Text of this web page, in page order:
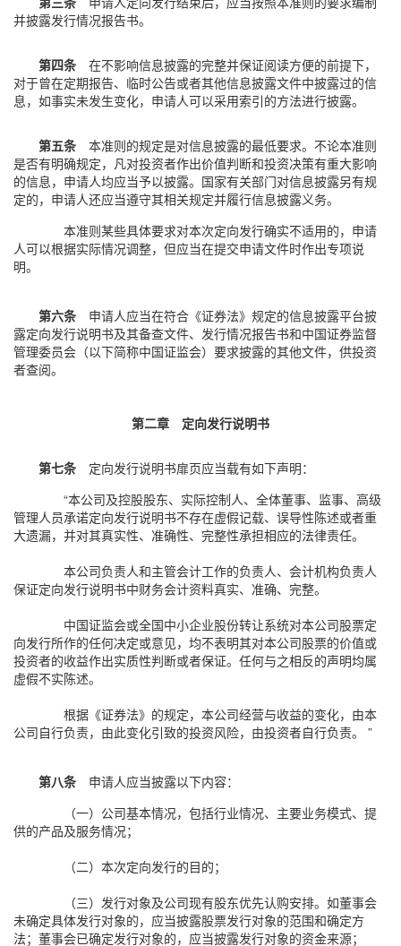
并披露发行情况报告书。
第四条 在不影响信息披露的完整并保证阅读方便的前提下，
对于曾在定期报告、临时公告或者其他信息披露文件中披露过的信
息，如事实未发生变化，申请人可以采用索引的方法进行披露。
第五条 本准则的规定是对信息披露的最低要求。不论本准则
是否有明确规定，凡对投资者作出价值判断和投资决策有重大影响
的信息，申请人均应当予以披露。国家有关部门对信息披露另有规
定的，申请人还应当遵守其相关规定并履行信息披露义务。
本准则某些具体要求对本次定向发行确实不适用的，申请
人可以根据实际情况调整，但应当在提交申请文件时作出专项说
明。
第六条 申请人应当在符合《证券法》规定的信息披露平台披
露定向发行说明书及其备查文件、发行情况报告书和中国证券监督
管理委员会（以下简称中国证监会）要求披露的其他文件，供投资
者查阅。
第二章 定向发行说明书
第七条 定向发行说明书扉页应当载有如下声明：
“本公司及控股股东、实际控制人、全体董事、监事、高级
管理人员承诺定向发行说明书不存在虚假记载、误导性陈述或者重
大遗漏，并对其真实性、准确性、完整性承担相应的法律责任。
本公司负责人和主管会计工作的负责人、会计机构负责人
保证定向发行说明书中财务会计资料真实、准确、完整。
中国证监会或全国中小企业股份转让系统对本公司股票定
向发行所作的任何决定或意见，均不表明其对本公司股票的价值或
投资者的收益作出实质性判断或者保证。任何与之相反的声明均属
虚假不实陈述。
根据《证券法》的规定，本公司经营与收益的变化，由本
公司自行负责，由此变化引致的投资风险，由投资者自行负责。 ”
第八条 申请人应当披露以下内容：
（一）公司基本情况，包括行业情况、主要业务模式、提
供的产品及服务情况；
（二）本次定向发行的目的；
（三）发行对象及公司现有股东优先认购安排。如董事会
未确定具体发行对象的，应当披露股票发行对象的范围和确定方
法；董事会已确定发行对象的，应当披露发行对象的资金来源；